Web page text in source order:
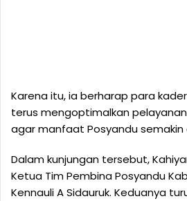
Karena itu, ia berharap para
terus mengoptimalkan
agar manfaat Posyandu semakin
Dalam kunjungan tersebut,
Ketua Tim Pembina Posyandu
Kennauli A Sidauruk. Keduanya